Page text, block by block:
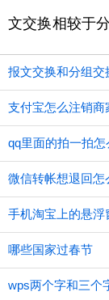
文交换相较于
报文交换和分组交
支付宝怎么注销商
qq里面的拍一拍怎
微信转帐想退回怎
手机淘宝上的悬浮
哪些国家过春节
wps两个字和三个